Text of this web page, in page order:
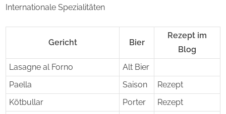
Internationale Spezialitäten
Gericht Bier
Rezept im
Blog
Lasagne al Forno
Alt Bier
Paella
Saison
Rezept
Kötbullar
Porter
Rezept